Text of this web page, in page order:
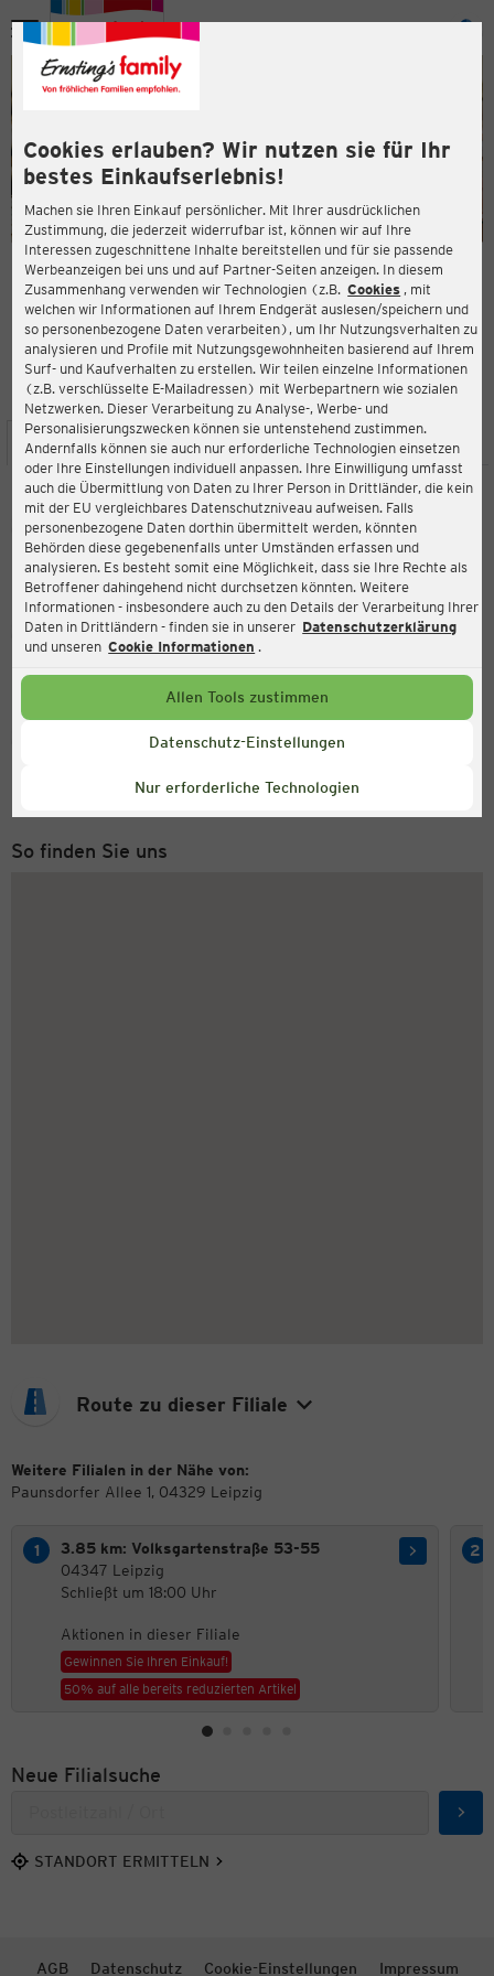
Cookies erlauben? Wir nutzen sie für Ihr
bestes Einkaufserlebnis!
Machen sie Ihren Einkauf persönlicher. Mit Ihrer ausdrücklichen
Zustimmung, die jederzeit widerrufbar ist, können wir auf Ihre
Interessen zugeschnittene Inhalte bereitstellen und für sie passende
Werbeanzeigen bei uns und auf Partner-Seiten anzeigen. In diesem
Zusammenhang verwenden wir Technologien (z.B. Cookies , mit
welchen wir Informationen auf Ihrem Endgerät auslesen/speichern und
so personenbezogene Daten verarbeiten), um Ihr Nutzungsverhalten zu
analysieren und Profile mit Nutzungsgewohnheiten basierend auf Ihrem
Surf- und Kaufverhalten zu erstellen. Wir teilen einzelne Informationen
(z.B. verschlüsselte E-Mailadressen) mit Werbepartnern wie sozialen
Netzwerken. Dieser Verarbeitung zu Analyse-, Werbe- und
Personalisierungszwecken können sie untenstehend zustimmen.
Andernfalls können sie auch nur erforderliche Technologien einsetzen
oder Ihre Einstellungen individuell anpassen. Ihre Einwilligung umfasst
auch die Übermittlung von Daten zu Ihrer Person in Drittländer, die kein
mit der EU vergleichbares Datenschutzniveau aufweisen. Falls
personenbezogene Daten dorthin übermittelt werden, könnten
Behörden diese gegebenenfalls unter Umständen erfassen und
analysieren. Es besteht somit eine Möglichkeit, dass sie Ihre Rechte als
Betroffener dahingehend nicht durchsetzen könnten. Weitere
Informationen - insbesondere auch zu den Details der Verarbeitung Ihrer
Daten in Drittländern - finden sie in unserer Datenschutzerklärung
und unseren Cookie Informationen .
Allen Tools zustimmen
Datenschutz-Einstellungen
Nur erforderliche Technologien
Menü
ERNSTING'S FAMILY FILIALE
Paunsdorfer Allee 1
04329 Leipzig
4,0
Bewertung:
STANDORT SERVICES SORTIMENT AKTIONEN
Ernsting's family
Paunsdorfer Allee 1, 04329 Leipzig
Aktuell:
Geöffnet
Service Hotline
Montag bis Freitag 8-18 Uhr
So finden Sie uns
Route zu dieser Filiale
Weitere Filialen in der Nähe von:
Paunsdorfer Allee 1, 04329 Leipzig
3.85 km: Volksgartenstraße 53-55
04347 Leipzig
Schließt um 18:00 Uhr
Aktionen in dieser Filiale
Gewinnen Sie Ihren Einkauf!
50% auf alle bereits reduzierten Artikel
Neue Filialsuche
STANDORT ERMITTELN
AGB Datenschutz Cookie-Einstellungen Impressum